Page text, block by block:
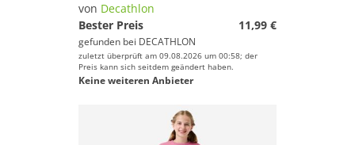
von Decathlon
Bester Preis
11,99 €
gefunden bei DECATHLON
zuletzt überprüft am 09.08.2026 um 00:58; der
Preis kann sich seitdem geändert haben.
Keine weiteren Anbieter